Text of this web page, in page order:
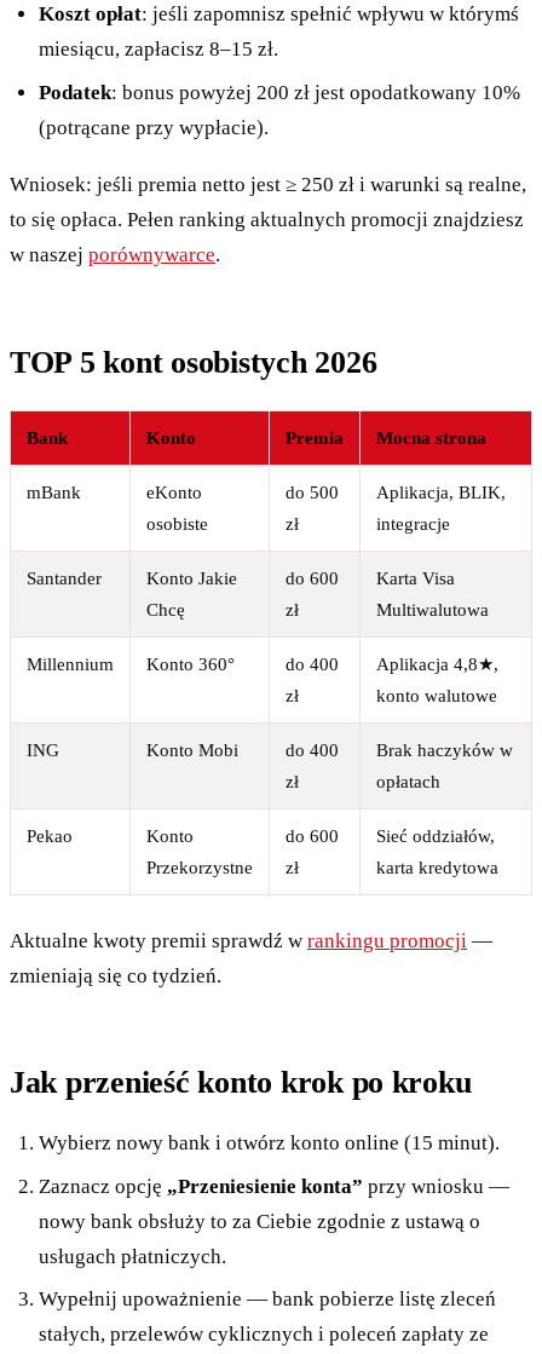
Koszt opłat: jeśli zapomnisz spełnić wpływu w którymś
miesiącu, zapłacisz 8–15 zł.
Podatek: bonus powyżej 200 zł jest opodatkowany 10%
(potrącane przy wypłacie).
Wniosek: jeśli premia netto jest ≥ 250 zł i warunki są realne,
to się opłaca. Pełen ranking aktualnych promocji znajdziesz
w naszej porównywarce.
TOP 5 kont osobistych 2026
Bank Konto Premia Mocna strona
mBank
eKonto
osobiste
do 500
zł
Aplikacja, BLIK,
integracje
Santander
Konto Jakie
Chcę
do 600
zł
Karta Visa
Multiwalutowa
Millennium Konto 360°
do 400
zł
Aplikacja 4,8★,
konto walutowe
ING Konto Mobi
do 400
zł
Brak haczyków w
opłatach
Pekao
Konto
Przekorzystne
do 600
zł
Sieć oddziałów,
karta kredytowa
Aktualne kwoty premii sprawdź w rankingu promocji —
zmieniają się co tydzień.
Jak przenieść konto krok po kroku
Wybierz nowy bank i otwórz konto online (15 minut).
Zaznacz opcję „Przeniesienie konta” przy wniosku —
nowy bank obsłuży to za Ciebie zgodnie z ustawą o
usługach płatniczych.
Wypełnij upoważnienie — bank pobierze listę zleceń
stałych, przelewów cyklicznych i poleceń zapłaty ze